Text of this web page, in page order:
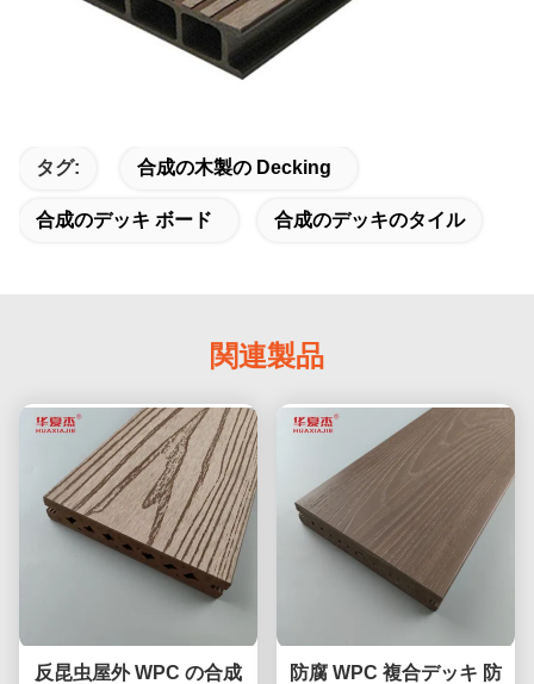
タグ: 合成の木製の Decking
合成のデッキ ボード 合成のデッキのタイル
関連製品
反昆虫屋外 WPC の合成
防腐 WPC 複合デッキ 防